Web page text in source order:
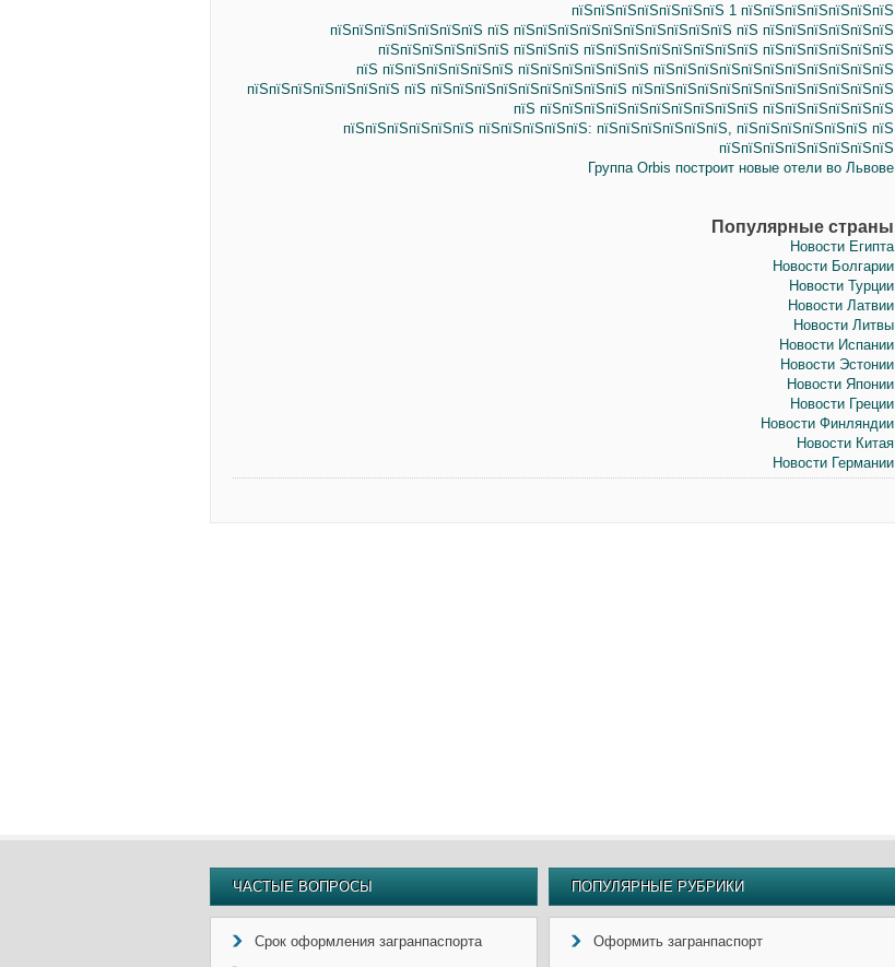
пїЅпїЅпїЅпїЅпїЅпїЅпїЅ 1 пїЅпїЅпїЅпїЅпїЅпїЅпїЅ
пїЅпїЅпїЅпїЅпїЅпїЅпїЅ пїЅ пїЅпїЅпїЅпїЅпїЅпїЅпїЅпїЅпїЅпїЅ пїЅ пїЅпїЅпїЅпїЅпїЅпїЅ
пїЅпїЅпїЅпїЅпїЅпїЅ пїЅпїЅпїЅ пїЅпїЅпїЅпїЅпїЅпїЅпїЅпїЅ пїЅпїЅпїЅпїЅпїЅпїЅ
пїЅ пїЅпїЅпїЅпїЅпїЅпїЅ пїЅпїЅпїЅпїЅпїЅпїЅ пїЅпїЅпїЅпїЅпїЅпїЅпїЅпїЅпїЅпїЅпїЅ
пїЅпїЅпїЅпїЅпїЅпїЅпїЅ пїЅ пїЅпїЅпїЅпїЅпїЅпїЅпїЅпїЅпїЅ пїЅпїЅпїЅпїЅпїЅпїЅпїЅпїЅпїЅпїЅпїЅпїЅ
пїЅ пїЅпїЅпїЅпїЅпїЅпїЅпїЅпїЅпїЅпїЅ пїЅпїЅпїЅпїЅпїЅпїЅ
пїЅпїЅпїЅпїЅпїЅпїЅ пїЅпїЅпїЅпїЅпїЅ: пїЅпїЅпїЅпїЅпїЅпїЅ, пїЅпїЅпїЅпїЅпїЅпїЅ пїЅ
пїЅпїЅпїЅпїЅпїЅпїЅпїЅпїЅ
Группа Orbis построит новые отели во Львове
Популярные страны
Новости Египта
Новости Болгарии
Новости Турции
Новости Латвии
Новости Литвы
Новости Испании
Новости Эстонии
Новости Японии
Новости Греции
Новости Финляндии
Новости Китая
Новости Германии
ЧАСТЫЕ ВОПРОСЫ
Срок оформления загранпаспорта
ПОПУЛЯРНЫЕ РУБРИКИ
Оформить загранпаспорт